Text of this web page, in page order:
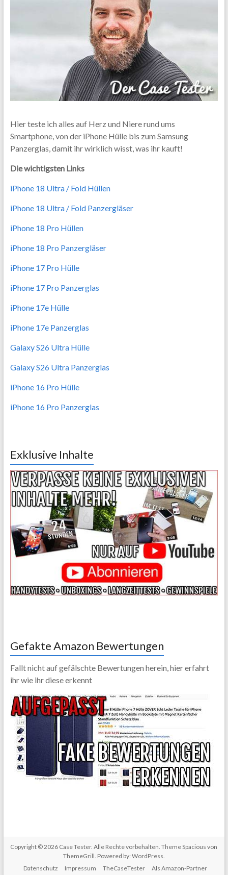
Hier teste ich alles auf Herz und Niere rund ums
Smartphone, von der iPhone Hülle bis zum Samsung
Panzerglas, damit ihr wirklich wisst, was ihr kauft!
Die wichtigsten Links
iPhone 18 Ultra / Fold Hüllen
iPhone 18 Ultra / Fold Panzergläser
iPhone 18 Pro Hüllen
iPhone 18 Pro Panzergläser
iPhone 17 Pro Hülle
iPhone 17 Pro Panzerglas
iPhone 17e Hülle
iPhone 17e Panzerglas
Galaxy S26 Ultra Hülle
Galaxy S26 Ultra Panzerglas
iPhone 16 Pro Hülle
iPhone 16 Pro Panzerglas
Exklusive Inhalte
Gefakte Amazon Bewertungen
Fallt nicht auf gefälschte Bewertungen herein, hier erfahrt
ihr wie ihr diese erkennt
Copyright © 2026 Case Tester. Alle Rechte vorbehalten. ThemeSpacious von
ThemeGrill. Powered by: WordPress.
Datenschutz
Impressum TheCaseTester
Als Amazon-Partner